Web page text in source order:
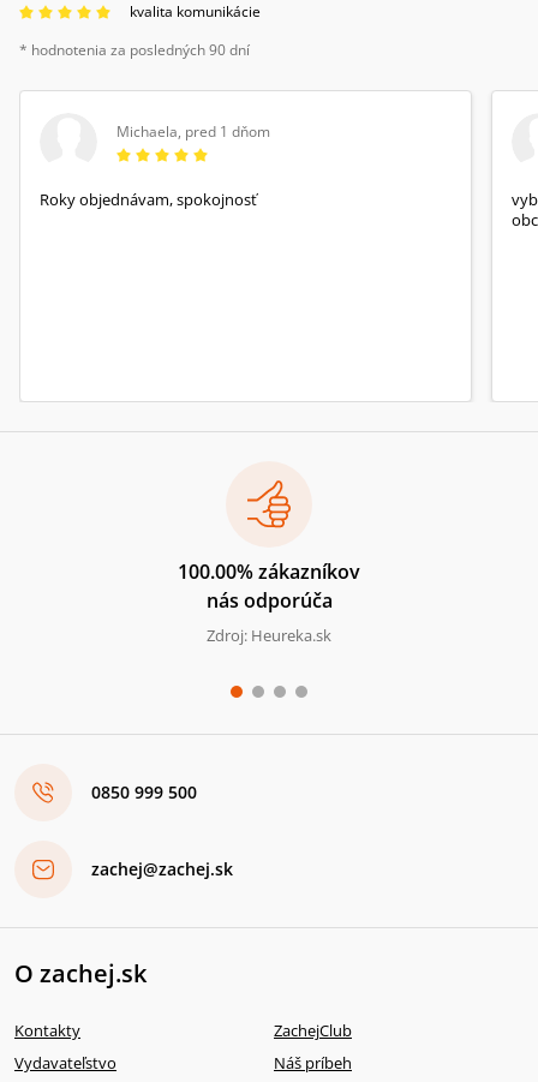
kvalita komunikácie
* hodnotenia za posledných 90 dní
Michaela, pred 1 dňom
Roky objednávam, spokojnosť
100.00% zákazníkov
nás odporúča
Zdroj: Heureka.sk
0850 999 500
zachej@zachej.sk
O zachej.sk
Kontakty
ZachejClub
Vydavateľstvo
Náš príbeh